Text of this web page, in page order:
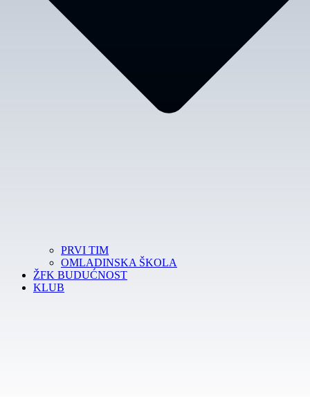
PRVI TIM
OMLADINSKA ŠKOLA
ŽFK BUDUĆNOST
KLUB